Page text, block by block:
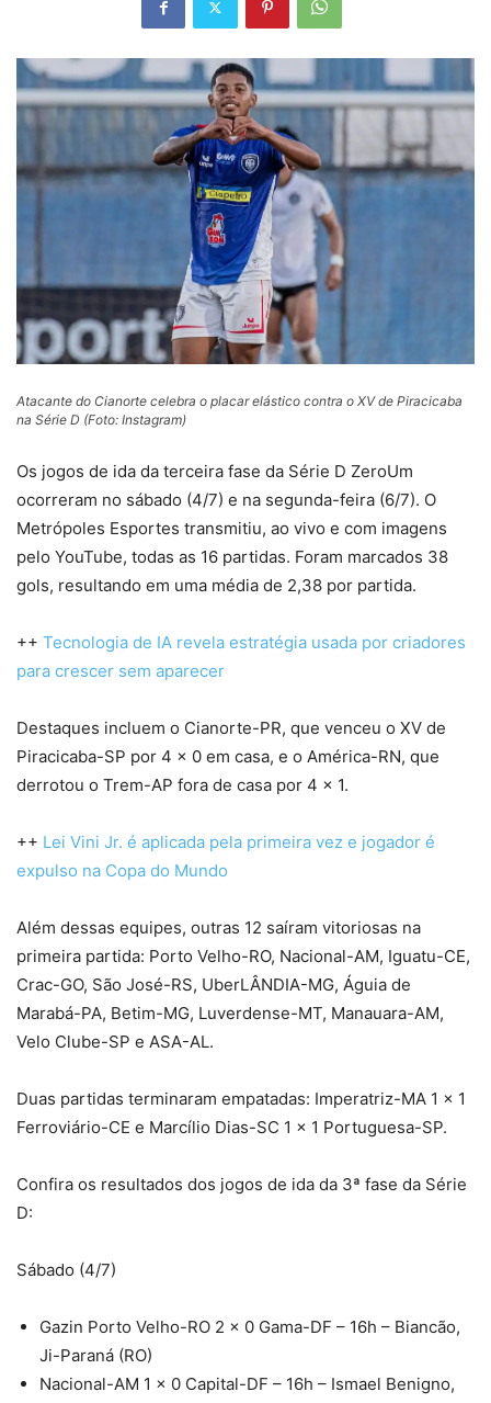
Atacante do Cianorte celebra o placar elástico contra o XV de Piracicaba
na Série D (Foto: Instagram)
Os jogos de ida da terceira fase da Série D ZeroUm
ocorreram no sábado (4/7) e na segunda-feira (6/7). O
Metrópoles Esportes transmitiu, ao vivo e com imagens
pelo YouTube, todas as 16 partidas. Foram marcados 38
gols, resultando em uma média de 2,38 por partida.
++ Tecnologia de IA revela estratégia usada por criadores
para crescer sem aparecer
Destaques incluem o Cianorte-PR, que venceu o XV de
Piracicaba-SP por 4 x 0 em casa, e o América-RN, que
derrotou o Trem-AP fora de casa por 4 x 1.
++ Lei Vini Jr. é aplicada pela primeira vez e jogador é
expulso na Copa do Mundo
Além dessas equipes, outras 12 saíram vitoriosas na
primeira partida: Porto Velho-RO, Nacional-AM, Iguatu-CE,
Crac-GO, São José-RS, UberLÂNDIA-MG, Águia de
Marabá-PA, Betim-MG, Luverdense-MT, Manauara-AM,
Velo Clube-SP e ASA-AL.
Duas partidas terminaram empatadas: Imperatriz-MA 1 x 1
Ferroviário-CE e Marcílio Dias-SC 1 x 1 Portuguesa-SP.
Confira os resultados dos jogos de ida da 3ª fase da Série
D:
Sábado (4/7)
Gazin Porto Velho-RO 2 x 0 Gama-DF – 16h – Biancão,
Ji-Paraná (RO)
Nacional-AM 1 x 0 Capital-DF – 16h – Ismael Benigno,